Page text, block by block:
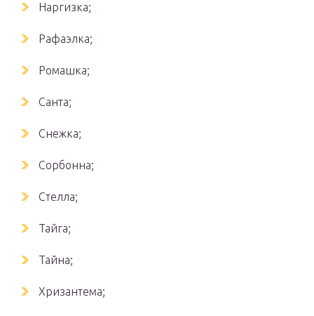
Наргизка;
Рафаэлка;
Ромашка;
Санта;
Снежка;
Сорбонна;
Стелла;
Тайга;
Тайна;
Хризантема;